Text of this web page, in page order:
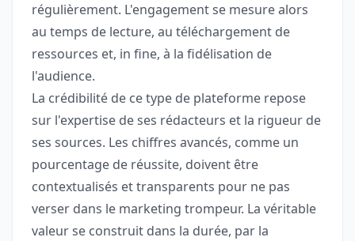
régulièrement. L'engagement se mesure alors
au temps de lecture, au téléchargement de
ressources et, in fine, à la fidélisation de
l'audience.
La crédibilité de ce type de plateforme repose
sur l'expertise de ses rédacteurs et la rigueur de
ses sources. Les chiffres avancés, comme un
pourcentage de réussite, doivent être
contextualisés et transparents pour ne pas
verser dans le marketing trompeur. La véritable
valeur se construit dans la durée, par la